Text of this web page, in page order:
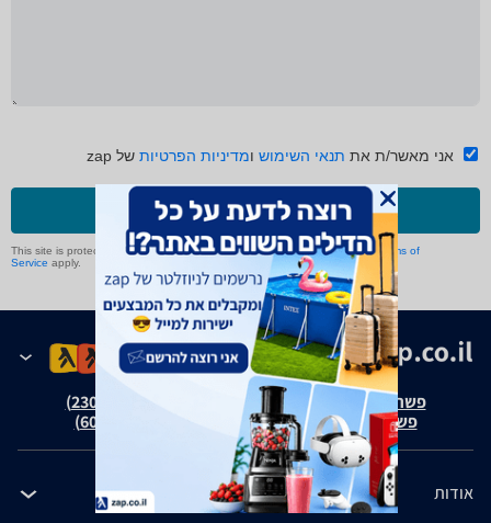
אני מאשר/ת את תנאי השימוש ומדיניות הפרטיות של zap
שליחה
This site is protected by reCAPTCHA and the GooglePrivacy Policyand Terms of
Service apply.
פשרה בת"צ אבנצ'יק נ' זאפ גרופ (ת"צ 23008-08-20)
פשרה בת"צ כהנים נ' זאפ גרופ (ת"צ 60371-12-19)
אודות